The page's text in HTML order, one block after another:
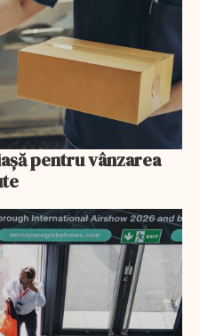
pentru vânzarea